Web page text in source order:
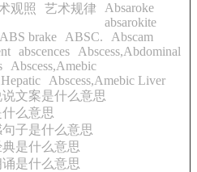
观照 艺术规律
Absaroke
absarokite
ABS brake ABSC.
Abscam
abscences
Abscess,Abdominal
Abscess,Amebic
Abscess,Amebic Liver
文案是什么意思
么意思
子是什么意思
是什么意思
是什么意思